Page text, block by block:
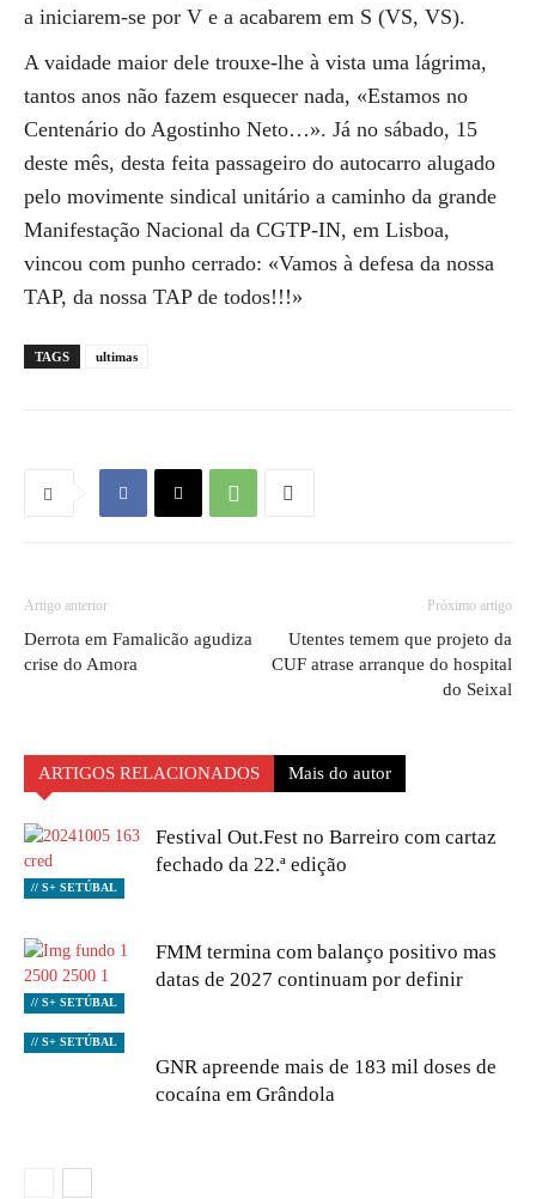
a iniciarem-se por V e a acabarem em S (VS, VS).
A vaidade maior dele trouxe-lhe à vista uma lágrima,
tantos anos não fazem esquecer nada, «Estamos no
Centenário do Agostinho Neto…». Já no sábado, 15
deste mês, desta feita passageiro do autocarro alugado
pelo movimente sindical unitário a caminho da grande
Manifestação Nacional da CGTP-IN, em Lisboa,
vincou com punho cerrado: «Vamos à defesa da nossa
TAP, da nossa TAP de todos!!!»
TAGS ultimas
Artigo anterior
Derrota em Famalicão agudiza
crise do Amora
Próximo artigo
Utentes temem que projeto da
CUF atrase arranque do hospital
do Seixal
ARTIGOS RELACIONADOS Mais do autor
// S+ SETÚBAL
Festival Out.Fest no Barreiro com cartaz
fechado da 22.ª edição
// S+ SETÚBAL
FMM termina com balanço positivo mas
datas de 2027 continuam por definir
// S+ SETÚBAL
GNR apreende mais de 183 mil doses de
cocaína em Grândola